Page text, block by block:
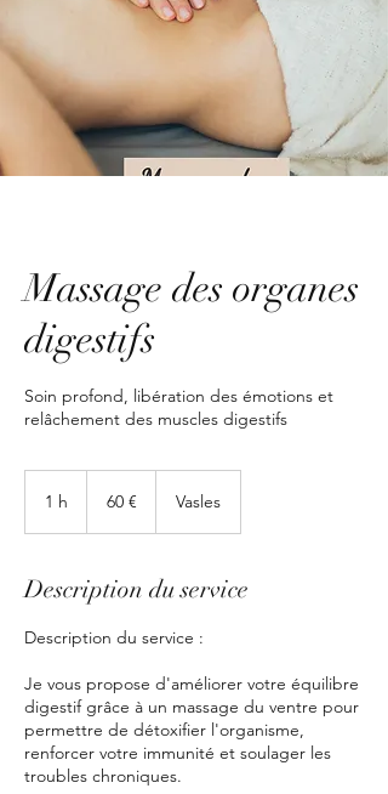
Massage des organes
digestifs
Soin profond, libération des émotions et
relâchement des muscles digestifs
1 h 60 € Vasles
Description du service
Description du service :
Je vous propose d'améliorer votre équilibre
digestif grâce à un massage du ventre pour
permettre de détoxifier l'organisme,
renforcer votre immunité et soulager les
troubles chroniques.